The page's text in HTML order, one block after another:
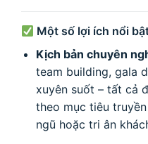
Một số lợi ích nổi
Kịch bản chuyên
team building, gala
xuyên suốt – tất cả
theo mục tiêu
ngũ hoặc tri ân